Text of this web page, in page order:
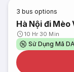
3 bus options
Hà Nội đi Mèo
10 Hr 30 Min
Sử Dụng Mã